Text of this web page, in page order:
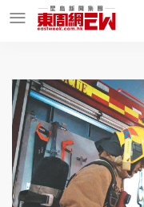
明星名人
東周Ladies